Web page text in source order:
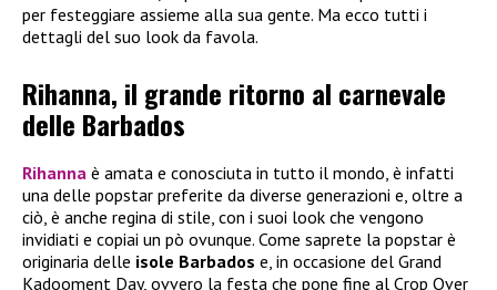
per festeggiare assieme alla sua gente. Ma ecco tutti i
dettagli del suo look da favola.
Rihanna, il grande ritorno al carnevale
delle Barbados
Rihanna è amata e conosciuta in tutto il mondo, è infatti
una delle popstar preferite da diverse generazioni e, oltre a
ciò, è anche regina di stile, con i suoi look che vengono
invidiati e copiai un pò ovunque. Come saprete la popstar è
originaria delle isole Barbados e, in occasione del Grand
Kadooment Day, ovvero la festa che pone fine al Crop Over